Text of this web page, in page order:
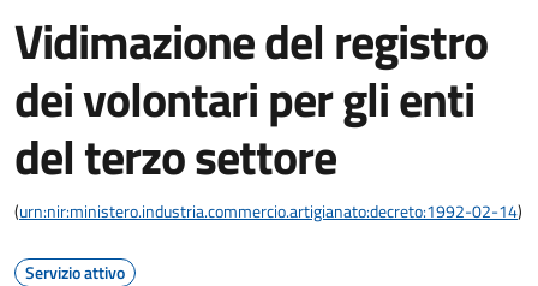
Vidimazione del registro
dei volontari per gli enti
del terzo settore
(urn:nir:ministero.industria.commercio.artigianato:decreto:1992-02-14)
Servizio attivo